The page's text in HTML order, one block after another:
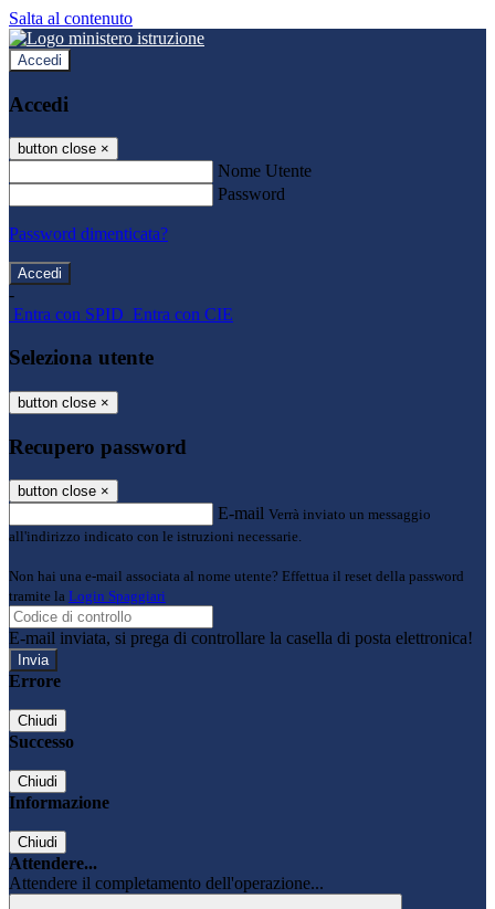
Salta al contenuto
Accedi
Accedi
button close ×
Nome Utente
Password
Password dimenticata?
-
Entra con SPID Entra con CIE
Seleziona utente
button close ×
Recupero password
button close ×
E-mail Verrà inviato un messaggio
all'indirizzo indicato con le istruzioni necessarie.
Non hai una e-mail associata al nome utente? Effettua il reset della password
tramite la Login Spaggiari
E-mail inviata, si prega di controllare la casella di posta elettronica!
Errore
Chiudi
Successo
Chiudi
Informazione
Chiudi
Attendere...
Attendere il completamento dell'operazione...